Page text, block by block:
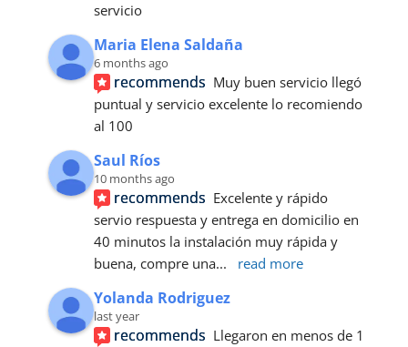
servicio
Maria Elena Saldaña
6 months ago
recommends Muy buen servicio llegó
puntual y servicio excelente lo recomiendo
al 100
Saul Ríos
10 months ago
recommends Excelente y rápido
servio respuesta y entrega en domicilio en
40 minutos la instalación muy rápida y
buena, compre una... read more
Yolanda Rodriguez
last year
recommends Llegaron en menos de 1